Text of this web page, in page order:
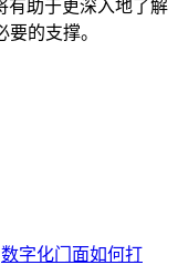
有助于更深入地了解
的支撑。
数字化门面如何打